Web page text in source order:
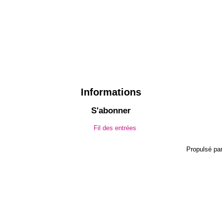
Informations
S'abonner
Fil des entrées
Propulsé